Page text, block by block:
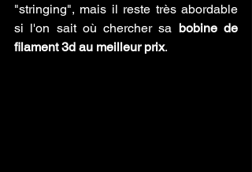
"stringing", mais il reste très abordable
si l'on sait où chercher sa bobine de
filament 3d au meilleur prix.